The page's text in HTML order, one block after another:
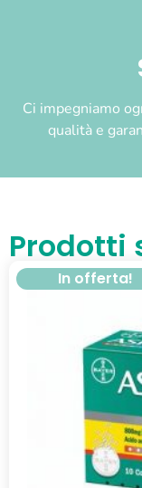
Ci impegniamo
qualità e
Prodotti
In offerta!